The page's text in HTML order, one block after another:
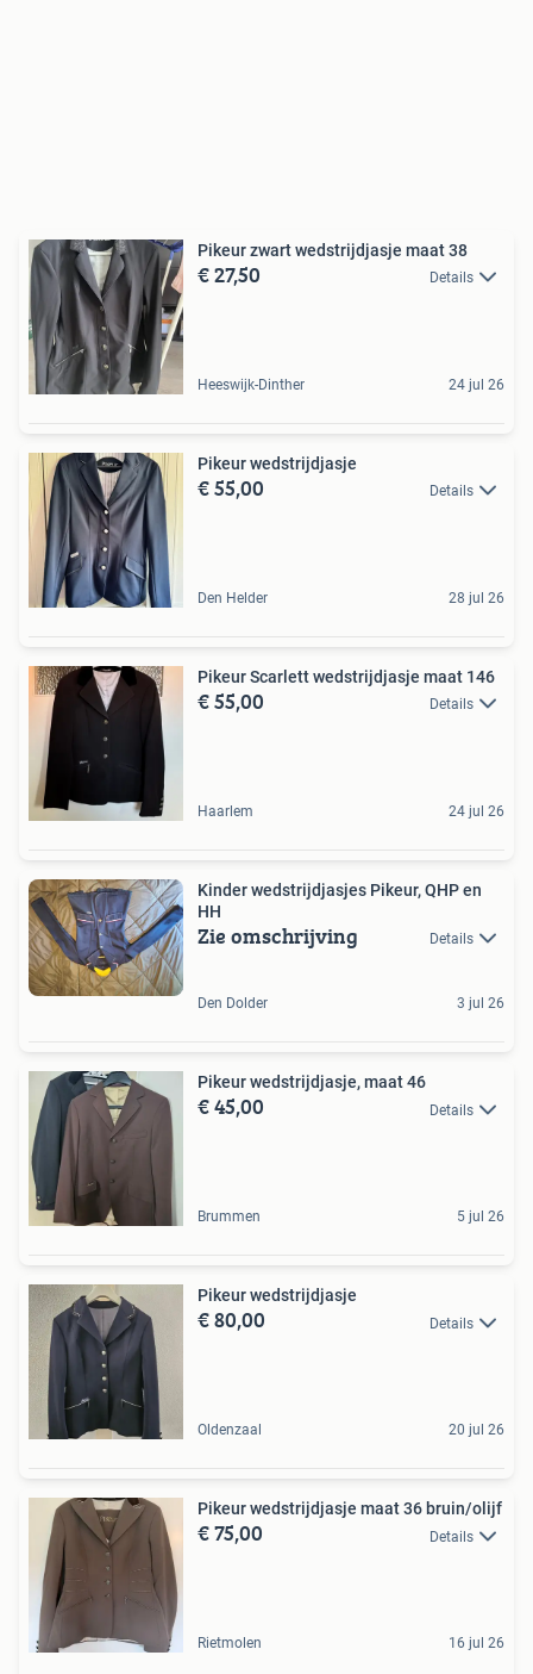
Pikeur zwart wedstrijdjasje maat 38
€ 27,50 Details
Heeswijk-Dinther 24 jul 26
Pikeur wedstrijdjasje
€ 55,00 Details
Den Helder 28 jul 26
Pikeur Scarlett wedstrijdjasje maat 146
€ 55,00 Details
Haarlem 24 jul 26
Kinder wedstrijdjasjes Pikeur, QHP en
HH
Zie omschrijving Details
Den Dolder 3 jul 26
Pikeur wedstrijdjasje, maat 46
€ 45,00 Details
Brummen 5 jul 26
Pikeur wedstrijdjasje
€ 80,00 Details
Oldenzaal 20 jul 26
Pikeur wedstrijdjasje maat 36 bruin/olijf
€ 75,00 Details
Rietmolen 16 jul 26